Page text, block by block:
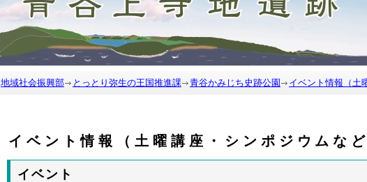
地域社会振興部 とっとり弥生の王国推進課 青谷かみじち史跡公園 イベント情報（土
イベント情報（土曜講座・シンポジウムなど
イベント